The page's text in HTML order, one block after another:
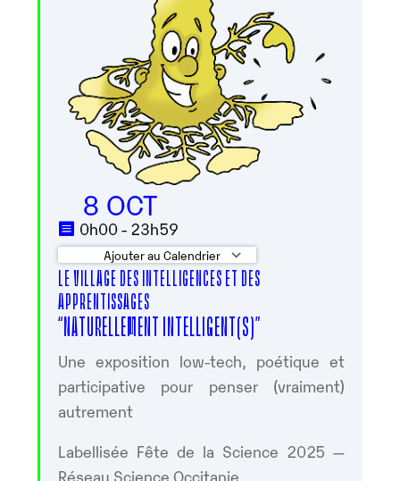
8 OCT
0h00 - 23h59
Ajouter au Calendrier
Télécharger ICS
LE VILLAGE DES INTELLIGENCES ET DES
APPRENTISSAGES
“NATURELLEMENT INTELLIGENT(S)”
Une exposition low-tech, poétique et
participative pour penser (vraiment)
autrement
Labellisée Fête de la Science 2025 —
Réseau Science Occitanie